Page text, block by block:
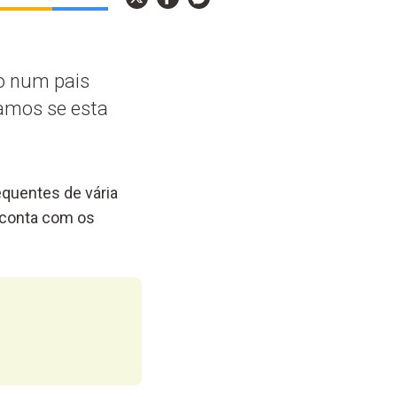
num pais
se esta
de vária
com os